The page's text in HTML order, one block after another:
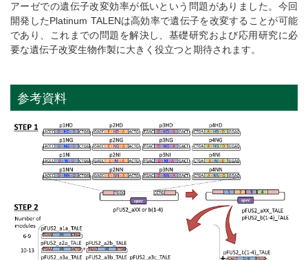
アーゼでの遺伝子改変効率が低いという問題がありました。今回
開発したPlatinum TALENは高効率で遺伝子を改変することが可能
であり、これまでの問題を解決し、基礎研究および応用研究に必
要な遺伝子改変生物作製に大きく役立つと期待されます。
参考資料